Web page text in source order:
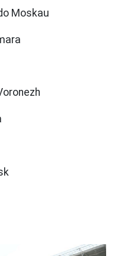
Moskau